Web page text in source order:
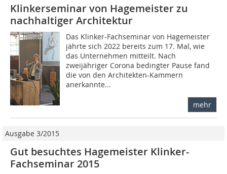
Klinkerseminar von Hagemeister zu
nachhaltiger Architektur
Das Klinker-Fachseminar von Hagemeister
jährte sich 2022 bereits zum 17. Mal, wie
das Unternehmen mitteilt. Nach
zweijähriger Corona bedingter Pause fand
die von den Architekten-Kammern
anerkannte...
mehr
Ausgabe 3/2015
Gut besuchtes Hagemeister Klinker-
Fachseminar 2015